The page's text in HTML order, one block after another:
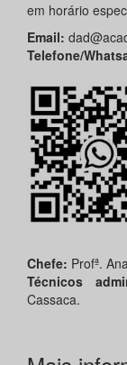
em horário
Email:
Telefone/
Chefe: Profª.
Técnicos
Cassaca.